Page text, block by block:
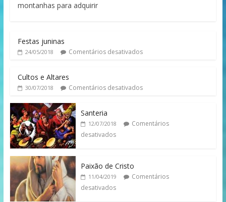
montanhas para adquirir
Festas juninas
24/05/2018 Comentários desativados
Cultos e Altares
30/07/2018 Comentários desativados
Santeria
12/07/2018
Comentários
desativados
Paixão de Cristo
11/04/2019
Comentários
desativados